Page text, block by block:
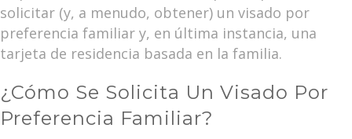
solicitar (y, a menudo, obtener) un visado por
preferencia familiar y, en última instancia, una
tarjeta de residencia basada en la familia.
¿Cómo Se Solicita Un Visado Por
Preferencia Familiar?